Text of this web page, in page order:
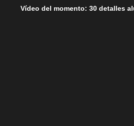
Vídeo del momento: 30 detalles